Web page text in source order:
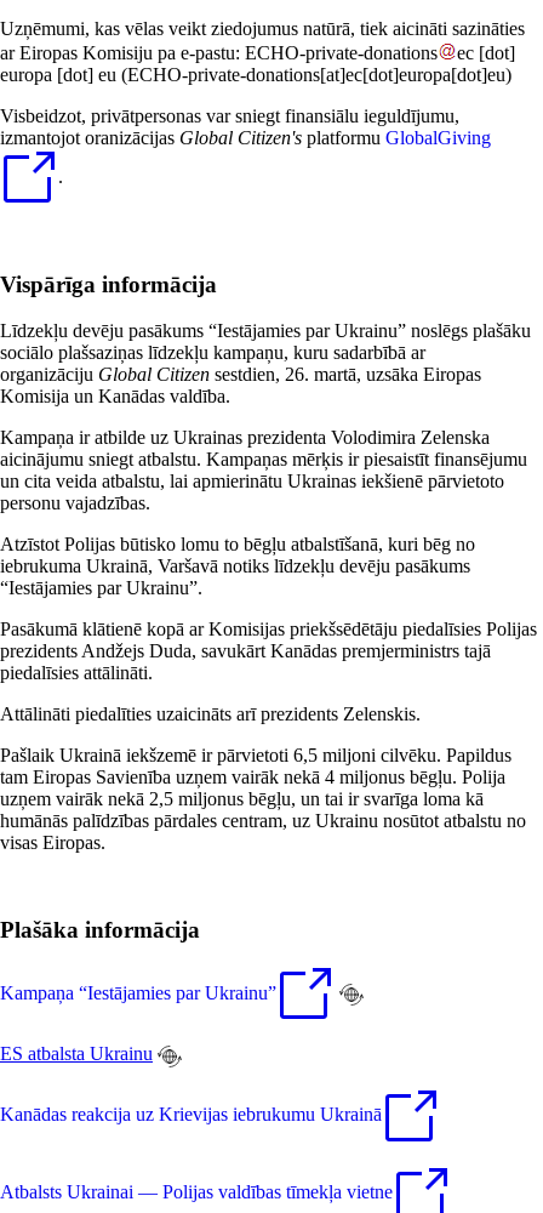
Uzņēmumi, kas vēlas veikt ziedojumus natūrā, tiek aicināti sazināties
ar Eiropas Komisiju pa e-pastu: ECHO-private-donations ec [dot]
europa [dot] eu (ECHO-private-donations[at]ec[dot]europa[dot]eu)
Visbeidzot, privātpersonas var sniegt finansiālu ieguldījumu,
izmantojot oranizācijas Global Citizen's platformu GlobalGiving
.
Vispārīga informācija
Līdzekļu devēju pasākums “Iestājamies par Ukrainu” noslēgs plašāku
sociālo plašsaziņas līdzekļu kampaņu, kuru sadarbībā ar
organizāciju Global Citizen sestdien, 26. martā, uzsāka Eiropas
Komisija un Kanādas valdība.
Kampaņa ir atbilde uz Ukrainas prezidenta Volodimira Zelenska
aicinājumu sniegt atbalstu. Kampaņas mērķis ir piesaistīt finansējumu
un cita veida atbalstu, lai apmierinātu Ukrainas iekšienē pārvietoto
personu vajadzības.
Atzīstot Polijas būtisko lomu to bēgļu atbalstīšanā, kuri bēg no
iebrukuma Ukrainā, Varšavā notiks līdzekļu devēju pasākums
“Iestājamies par Ukrainu”.
Pasākumā klātienē kopā ar Komisijas priekšsēdētāju piedalīsies Polijas
prezidents Andžejs Duda, savukārt Kanādas premjerministrs tajā
piedalīsies attālināti.
Attālināti piedalīties uzaicināts arī prezidents Zelenskis.
Pašlaik Ukrainā iekšzemē ir pārvietoti 6,5 miljoni cilvēku. Papildus
tam Eiropas Savienība uzņem vairāk nekā 4 miljonus bēgļu. Polija
uzņem vairāk nekā 2,5 miljonus bēgļu, un tai ir svarīga loma kā
humānās palīdzības pārdales centram, uz Ukrainu nosūtot atbalstu no
visas Eiropas.
Plašāka informācija
Kampaņa “Iestājamies par Ukrainu”
ES atbalsta Ukrainu
Kanādas reakcija uz Krievijas iebrukumu Ukrainā
Atbalsts Ukrainai — Polijas valdības tīmekļa vietne